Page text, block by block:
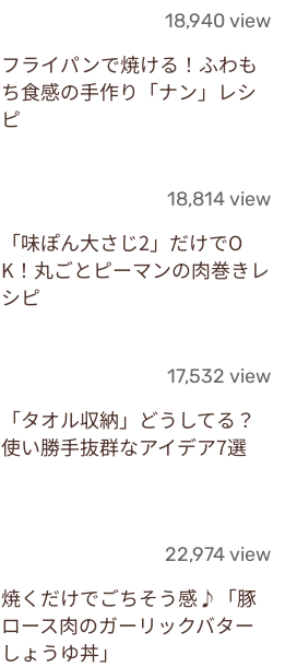
18,940 view
フライパンで焼ける！ふわも
ち食感の手作り「ナン」レシ
ピ
18,814 view
「味ぽん大さじ2」だけでO
K！丸ごとピーマンの肉巻きレ
シピ
17,532 view
「タオル収納」どうしてる？
使い勝手抜群なアイデア7選
22,974 view
焼くだけでごちそう感♪「豚
ロース肉のガーリックバター
しょうゆ丼」